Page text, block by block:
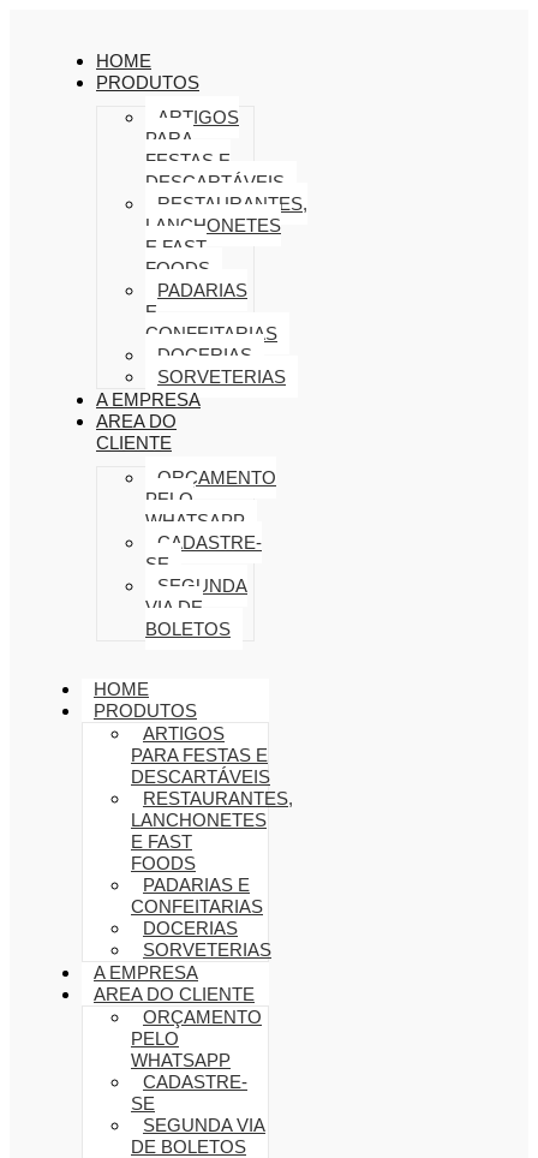
HOME
PRODUTOS
ARTIGOS
PARA
FESTAS E
DESCARTÁVEIS
RESTAURANTES,
LANCHONETES
E FAST
FOODS
PADARIAS
E
CONFEITARIAS
DOCERIAS
SORVETERIAS
A EMPRESA
AREA DO
CLIENTE
ORÇAMENTO
PELO
WHATSAPP
CADASTRE-
SE
SEGUNDA
VIA DE
BOLETOS
HOME
PRODUTOS
ARTIGOS
PARA FESTAS E
DESCARTÁVEIS
RESTAURANTES,
LANCHONETES
E FAST
FOODS
PADARIAS E
CONFEITARIAS
DOCERIAS
SORVETERIAS
A EMPRESA
AREA DO CLIENTE
ORÇAMENTO
PELO
WHATSAPP
CADASTRE-
SE
SEGUNDA VIA
DE BOLETOS